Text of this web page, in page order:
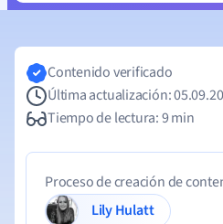
Contenido verificado
Última actualización:
Tiempo de lectura: 9 min
Proceso de creación de
Lily Hulatt